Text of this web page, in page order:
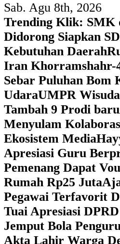
Sab. Agu 8th, 2026
Trending Klik: SMK
Didorong Siapkan
Kebutuhan Daerah
Iran Khorramshahr-
Sebar Puluhan Bom
UdaraUMPR
Tambah 9 Prodi baru
Menyulam
Ekosistem Media
Apresiasi Guru
Pemenang Dapat
Rumah Rp25 Juta
Pegawai Terfavorit
Tuai Apresiasi
Jemput Bola
Akta Lahir Warga